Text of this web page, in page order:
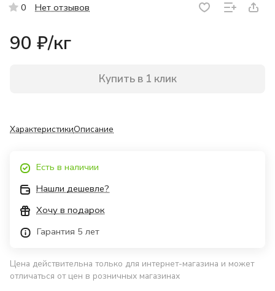
0 Нет отзывов
90 ₽/кг
Купить в 1 клик
ХарактеристикиОписание
Есть в наличии
Нашли дешевле?
Хочу в подарок
Гарантия 5 лет
Цена действительна только для интернет-магазина и может
отличаться от цен в розничных магазинах